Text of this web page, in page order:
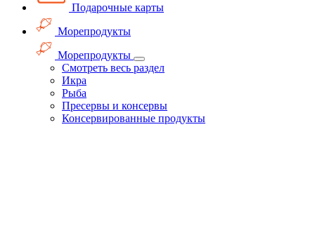
Подарочные карты
Морепродукты
Морепродукты
Смотреть весь раздел
Икра
Рыба
Пресервы и консервы
Консервированные продукты